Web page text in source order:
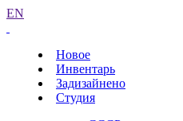
EN
Новое
Инвентарь
Задизайнено
Студия